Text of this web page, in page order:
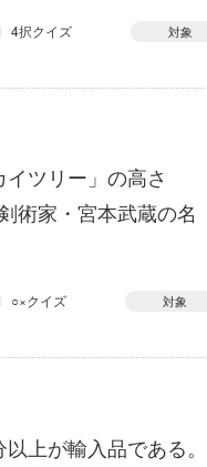
4択クイズ 対象
ツリー」の高さ
術家・宮本武蔵の名
○×クイズ 対象
上が輸入品である。